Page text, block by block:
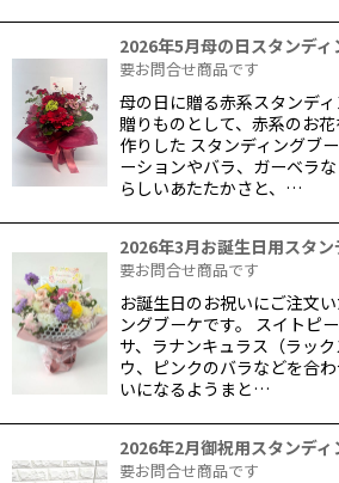
2026年5月母の日スタンデ
要お問合せ商品です
母の日に贈る赤系スタンデ
贈りものとして、赤系のお
作りした スタンディングブ
ーションやバラ、ガーベラ
らしいあたたかさと、…
2026年3月お誕生日用スタ
要お問合せ商品です
お誕生日のお祝いにご注文
ングブーケです。 スイトピ
サ、ラナンキュラス（ラッ
ウ、ピンクのバラなどを合
いになるようまと…
2026年2月御祝用スタンデ
要お問合せ商品です